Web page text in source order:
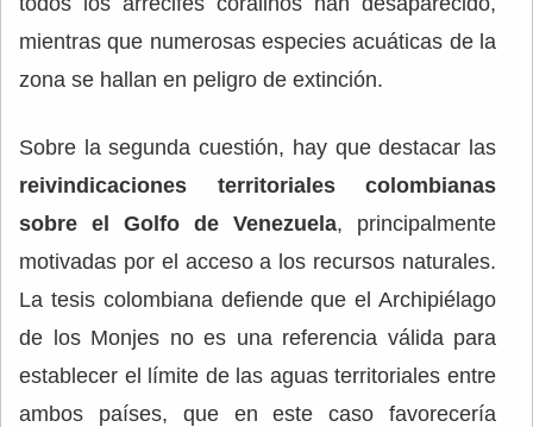
mientras que numerosas especies acuáticas de la
zona se hallan en peligro de extinción.
Sobre la segunda cuestión, hay que destacar las
reivindicaciones territoriales colombianas
sobre el Golfo de Venezuela, principalmente
motivadas por el acceso a los recursos naturales.
La tesis colombiana defiende que el Archipiélago
de los Monjes no es una referencia válida para
establecer el límite de las aguas territoriales entre
ambos países, que en este caso favorecería